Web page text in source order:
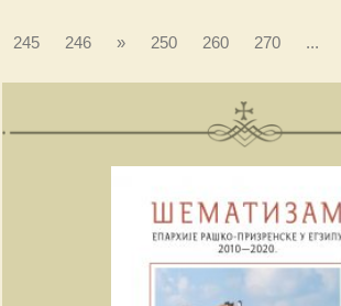
245
246 » 250 260 270 ...